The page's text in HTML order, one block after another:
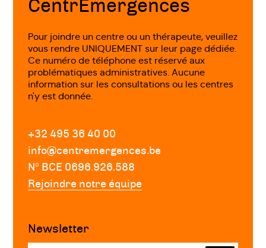
CentrEmergences
Pour joindre un centre ou un thérapeute, veuillez
vous rendre UNIQUEMENT sur leur page dédiée.
Ce numéro de téléphone est réservé aux
problématiques administratives. Aucune
information sur les consultations ou les centres
n'y est donnée.
+32 495 36 40 00
info@centremergences.be
Nº BCE 0696.926.588
Rejoindre notre équipe
Newsletter